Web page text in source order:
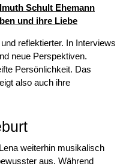
Schult Ehemann
und ihre Liebe
reflektierter. In Interviews
neue Perspektiven.
Persönlichkeit. Das
also auch ihre
weiterhin musikalisch
aus. Während